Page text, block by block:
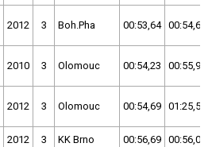
2012 3 Boh.Pha 00:53,64 00:54,68
2010 3 Olomouc 00:54,23 00:55,94
2012 3 Olomouc 00:54,69 01:25,50
2012 3 KK Brno 00:56,69 00:56,01